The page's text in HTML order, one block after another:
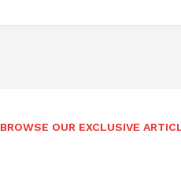
BROWSE OUR EXCLUSIVE